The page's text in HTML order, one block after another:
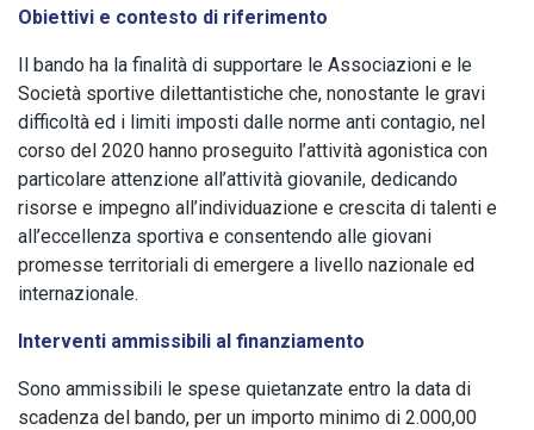
Obiettivi e contesto di riferimento
Il bando ha la finalità di supportare le Associazioni e le
Società sportive dilettantistiche che, nonostante le gravi
difficoltà ed i limiti imposti dalle norme anti contagio, nel
corso del 2020 hanno proseguito l’attività agonistica con
particolare attenzione all’attività giovanile, dedicando
risorse e impegno all’individuazione e crescita di talenti e
all’eccellenza sportiva e consentendo alle giovani
promesse territoriali di emergere a livello nazionale ed
internazionale.
Interventi ammissibili al finanziamento
Sono ammissibili le spese quietanzate entro la data di
scadenza del bando, per un importo minimo di 2.000,00